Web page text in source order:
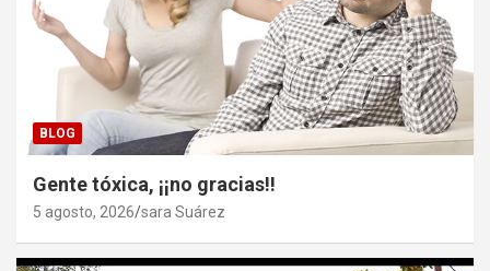
BLOG
Gente tóxica, ¡¡no gracias!!
5 agosto, 2026 sara Suárez